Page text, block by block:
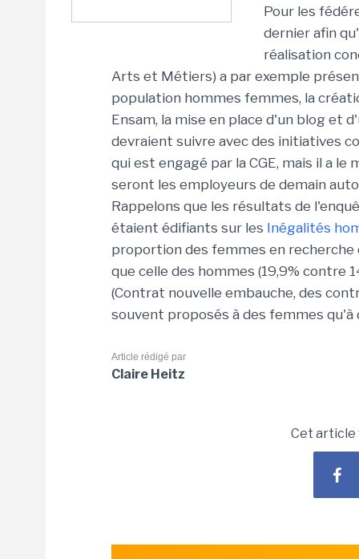
Pour les
dernier afin
réalisation
Arts et Métiers) a par exemple
population hommes femmes, la
Ensam, la mise en place d'un blog et
devraient suivre avec des initiatives
qui est engagé par la CGE, mais il a
seront les employeurs de demain
Rappelons que les résultats de
étaient édifiants sur les Inégalités
proportion des femmes en
que celle des hommes (19,9% contre
(Contrat nouvelle embauche, des
souvent proposés à des femmes qu'à
Article rédigé par
Claire Heitz
Cet article